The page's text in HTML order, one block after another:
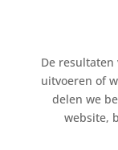
De
uitvoeren of
delen we
website,